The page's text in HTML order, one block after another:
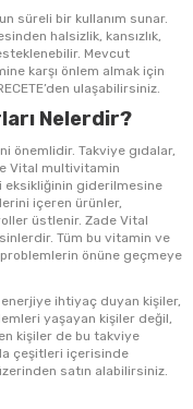
süreli bir kullanım sunar.
halsizlik, kansızlık,
Mevcut
karşı önlem almak için
ulaşabilirsiniz.
Nelerdir?
önemlidir. Takviye gıdalar,
Vital multivitamin
eksikliğinin giderilmesine
içeren ürünler,
üstlenir. Zade Vital
Tüm bu vitamin ve
problemlerin önüne geçmeye
ihtiyaç duyan kişiler,
yaşayan kişiler değil,
kişiler de bu takviye
çeşitleri içerisinde
satın alabilirsiniz.